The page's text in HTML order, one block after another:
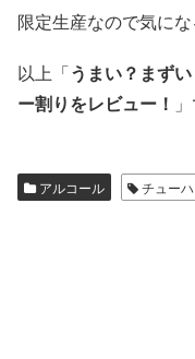
限定生産なので気に
以上「うまい？まず
ー割りをレビュー！
アルコール チュー